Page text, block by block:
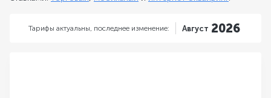
Тарифы актуальны, последнее изменение: Август 2026